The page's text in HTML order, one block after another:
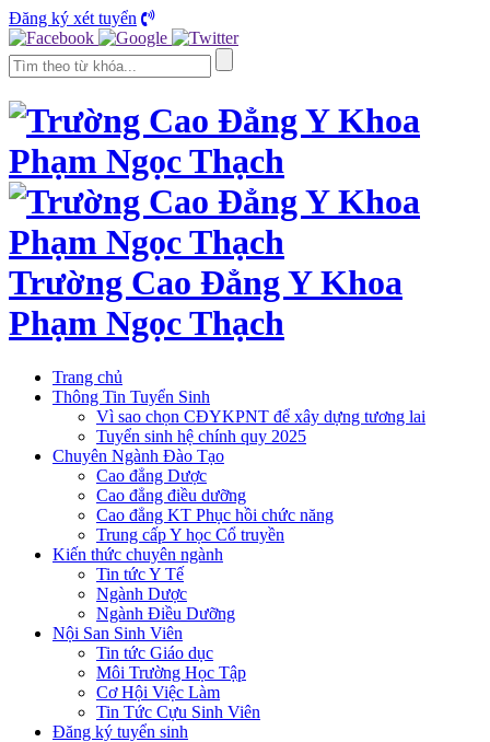
Đăng ký xét tuyển
Trường Cao Đẳng Y Khoa
Phạm Ngọc Thạch
Trang chủ
Thông Tin Tuyển Sinh
Vì sao chọn CĐYKPNT để xây dựng tương lai
Tuyển sinh hệ chính quy 2025
Chuyên Ngành Đào Tạo
Cao đẳng Dược
Cao đẳng điều dưỡng
Cao đẳng KT Phục hồi chức năng
Trung cấp Y học Cổ truyền
Kiến thức chuyên ngành
Tin tức Y Tế
Ngành Dược
Ngành Điều Dưỡng
Nội San Sinh Viên
Tin tức Giáo dục
Môi Trường Học Tập
Cơ Hội Việc Làm
Tin Tức Cựu Sinh Viên
Đăng ký tuyển sinh